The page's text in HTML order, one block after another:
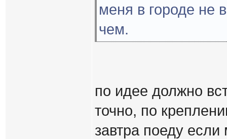
меня в городе не
чем.
по идее должно
точно, по
завтра поеду